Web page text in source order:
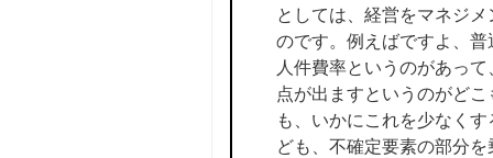
としては、経営をマネジ
のです。例えばですよ、
人件費率というのがあっ
点が出ますというのがど
も、いかにこれを少なく
ども、不確定要素の部分